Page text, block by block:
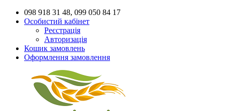
098 918 31 48, 099 050 84 17
Особистий кабінет
Реєстрація
Авторизація
Кошик замовлень
Оформлення замовлення